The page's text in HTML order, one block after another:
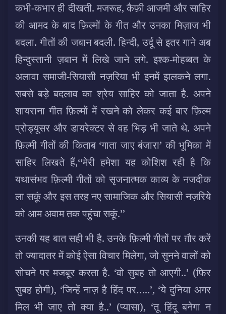
कभी-कभार ही दीखती. मजरूह, कैफ़ी आजमी और साहिर
की आमद के बाद फ़िल्मों के गीत और उनका मिज़ाज भी
बदला. गीतों की जबान बदली. हिन्दी, उर्दू से इतर गाने अब
हिन्दुस्तानी ज़बान में लिखे जाने लगे. इश्क-मोहब्बत के
अलावा समाजी-सियासी नज़रिया भी इनमें झलकने लगा.
सबसे बड़े बदलाव का श्रेय साहिर को जाता है. अपने
शायराना गीत फ़िल्मों में रखने को लेकर कई बार फ़िल्म
प्रोड्यूसर और डायरेक्टर से वह भिड़ भी जाते थे. अपने
फ़िल्मी गीतों की किताब ‘गाता जाए बंजारा’ की भूमिका में
साहिर लिखते हैं,‘‘मेरी हमेशा यह कोशिश रही है कि
यथासंभव फ़िल्मी गीतों को सृजनात्मक काव्य के नजदीक
ला सकूं और इस तरह नए सामाजिक और सियासी नज़रिये
को आम अवाम तक पहुंचा सकूं.’’
उनकी यह बात सही भी है. उनके फ़िल्मी गीतों पर ग़ौर करें
तो ज्यादातर में कोई ऐसा विचार मिलेगा, जो सुनने वालों को
सोचने पर मजबूर करता है. ‘वो सुबह तो आएगी..’ (फिर
सुबह होगी), ‘जिन्हें नाज़ है हिंद पर…..’, ‘ये दुनिया अगर
मिल भी जाए तो क्या है..’ (प्यासा), ‘तू हिंदू बनेगा न